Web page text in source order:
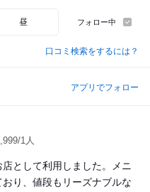
昼 フォロー中
口コミ検索をするには？
アプリでフォロー
1人
として利用しました。メニ
り、値段もリーズナブルな